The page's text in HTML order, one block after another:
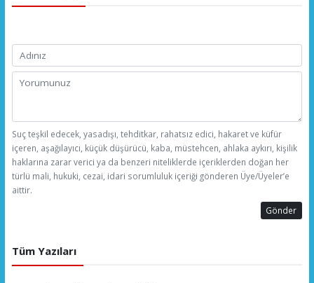
Suç teşkil edecek, yasadışı, tehditkar, rahatsız edici, hakaret ve küfür
içeren, aşağılayıcı, küçük düşürücü, kaba, müstehcen, ahlaka aykırı, kişilik
haklarına zarar verici ya da benzeri niteliklerde içeriklerden doğan her
türlü mali, hukuki, cezai, idari sorumluluk içeriği gönderen Üye/Üyeler’e
aittir.
Gönder
Tüm Yazıları